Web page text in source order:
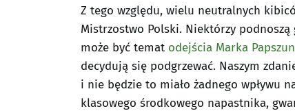
Z tego względu, wielu neutralnych
Mistrzostwo Polski. Niektórzy podnoszą
może być temat odejścia Marka
decydują się podgrzewać. Naszym
i nie będzie to miało żadnego wpływu
klasowego środkowego napastnika,